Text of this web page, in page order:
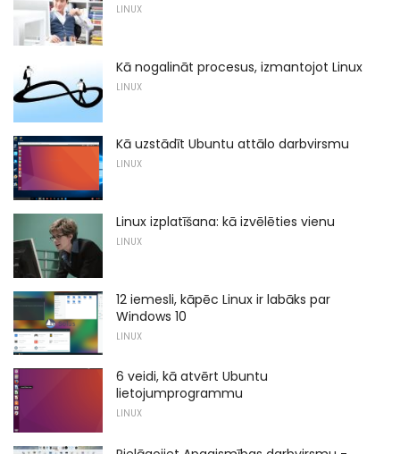
LINUX
Kā nogalināt procesus, izmantojot Linux
LINUX
Kā uzstādīt Ubuntu attālo darbvirsmu
LINUX
Linux izplatīšana: kā izvēlēties vienu
LINUX
12 iemesli, kāpēc Linux ir labāks par
Windows 10
LINUX
6 veidi, kā atvērt Ubuntu
lietojumprogrammu
LINUX